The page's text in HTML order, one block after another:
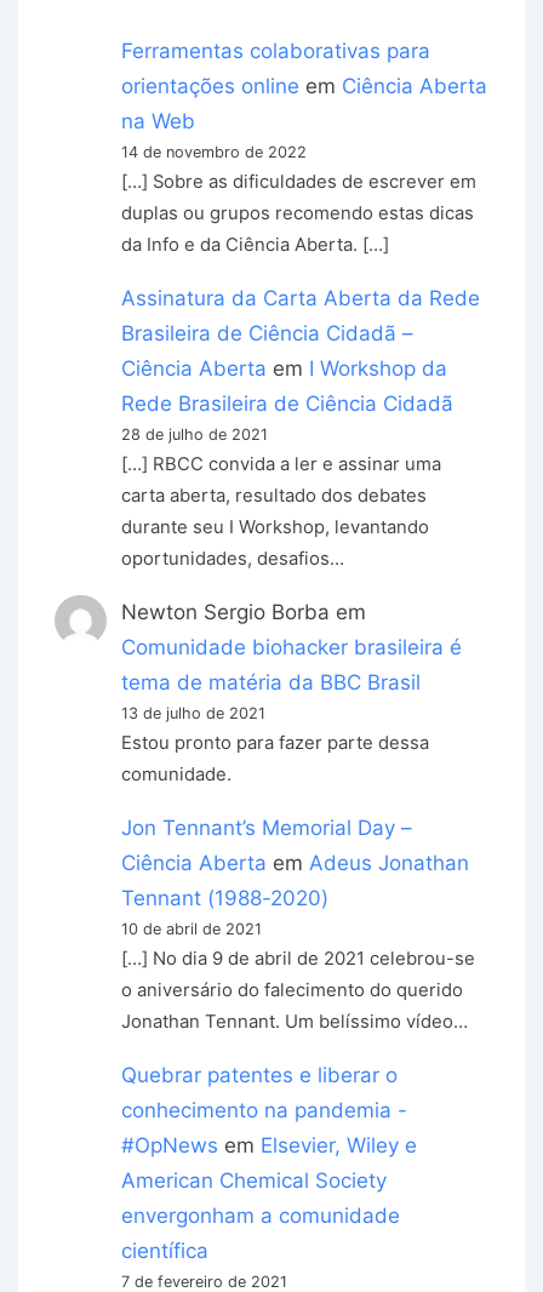
Ferramentas colaborativas para
orientações online em Ciência Aberta
na Web
14 de novembro de 2022
[…] Sobre as dificuldades de escrever em
duplas ou grupos recomendo estas dicas
da Info e da Ciência Aberta. […]
Assinatura da Carta Aberta da Rede
Brasileira de Ciência Cidadã –
Ciência Aberta em I Workshop da
Rede Brasileira de Ciência Cidadã
28 de julho de 2021
[…] RBCC convida a ler e assinar uma
carta aberta, resultado dos debates
durante seu I Workshop, levantando
oportunidades, desafios…
Newton Sergio Borba em
Comunidade biohacker brasileira é
tema de matéria da BBC Brasil
13 de julho de 2021
Estou pronto para fazer parte dessa
comunidade.
Jon Tennant’s Memorial Day –
Ciência Aberta em Adeus Jonathan
Tennant (1988-2020)
10 de abril de 2021
[…] No dia 9 de abril de 2021 celebrou-se
o aniversário do falecimento do querido
Jonathan Tennant. Um belíssimo vídeo…
Quebrar patentes e liberar o
conhecimento na pandemia -
#OpNews em Elsevier, Wiley e
American Chemical Society
envergonham a comunidade
científica
7 de fevereiro de 2021